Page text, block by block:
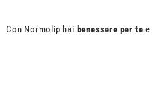
Con Normolip hai benessere per te e